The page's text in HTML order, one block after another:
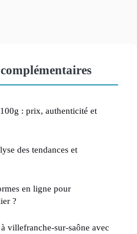
: prix, authenticité et
des tendances et
en ligne pour
?
villefranche-sur-saône avec